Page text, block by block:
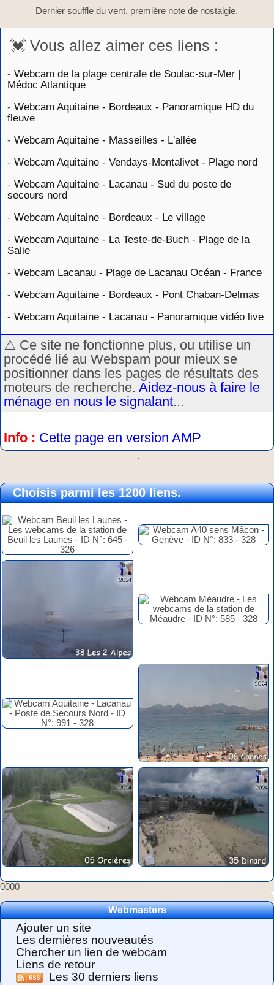
Dernier souffle du vent, première note de nostalgie.
💓 Vous allez aimer ces liens :
- Webcam de la plage centrale de Soulac-sur-Mer |
Médoc Atlantique
- Webcam Aquitaine - Bordeaux - Panoramique HD du
fleuve
- Webcam Aquitaine - Masseilles - L'allée
- Webcam Aquitaine - Vendays-Montalivet - Plage nord
- Webcam Aquitaine - Lacanau - Sud du poste de
secours nord
- Webcam Aquitaine - Bordeaux - Le village
- Webcam Aquitaine - La Teste-de-Buch - Plage de la
Salie
- Webcam Lacanau - Plage de Lacanau Océan - France
- Webcam Aquitaine - Bordeaux - Pont Chaban-Delmas
- Webcam Aquitaine - Lacanau - Panoramique vidéo live
⚠️ Ce site ne fonctionne plus, ou utilise un
procédé lié au Webspam pour mieux se
positionner dans les pages de résultats des
moteurs de recherche. Aidez-nous à faire le
ménage en nous le signalant...
Info : Cette page en version AMP
.
Choisis parmi les 1200 liens.
0000
Webmasters
Ajouter un site
Les dernières nouveautés
Chercher un lien de webcam
Liens de retour
Les 30 derniers liens